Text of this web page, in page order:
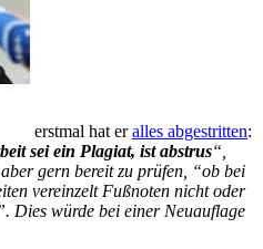
erstmal hat eralles abgestritten:
sei ein Plagiat, ist abstrus“,
gern bereit zu prüfen, “ob bei
vereinzelt Fußnoten nicht oder
Dies würde bei einer Neuauflage